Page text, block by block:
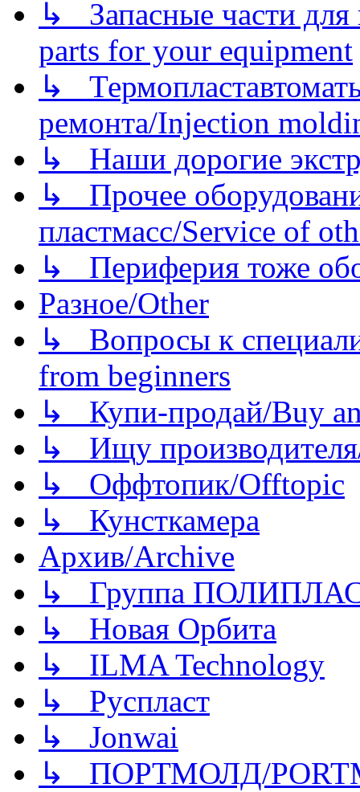
↳ Запасные части для
parts for your equipment
↳
ремонта/Injection
↳ Наши дорогие
↳ Прочее
пластмасс/Service of
↳ Периферия тоже
Разное/Other
↳ Вопросы к
from beginners
↳ Купи-продай/Buy
↳ Ищу
↳ Оффтопик/Offtopic
↳ Кунсткамера
Архив/Archive
↳ Группа
↳ Новая Орбита
↳ ILMA Technology
↳ Руспласт
↳ Jonwai
↳ ПОРТМОЛД/